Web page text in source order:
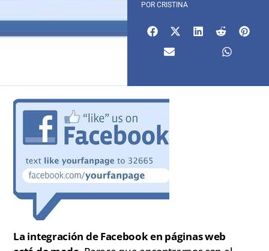
POR CRISTINA
La integración de Facebook en páginas web